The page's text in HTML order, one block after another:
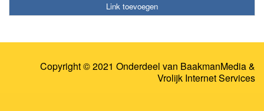
Link toevoegen
Copyright © 2021 Onderdeel van BaakmanMedia&
Vrolijk Internet Services